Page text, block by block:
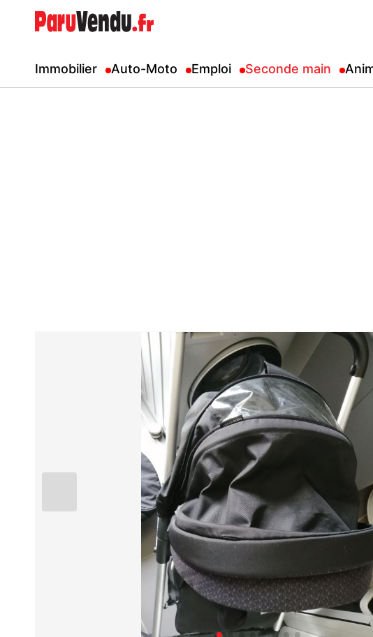
Immobilier Auto-Moto Emploi Seconde main